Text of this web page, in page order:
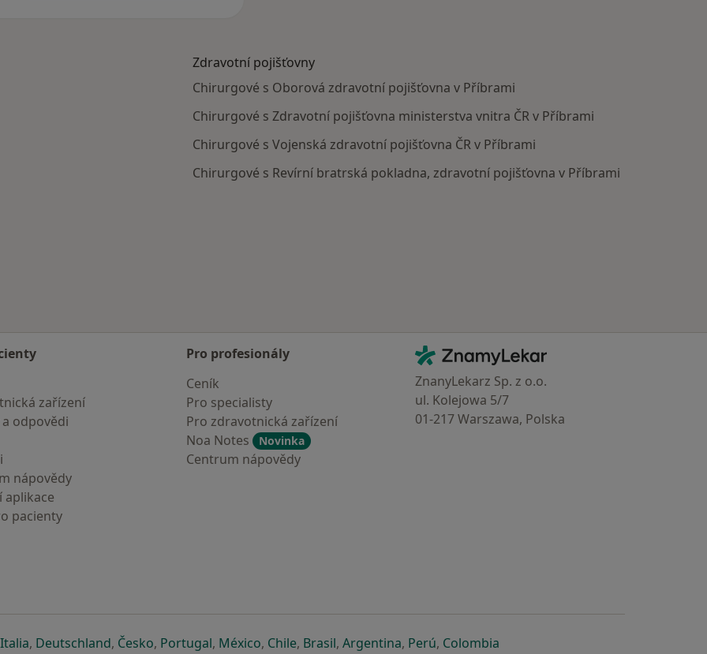
Zdravotní pojišťovny
Chirurgové s Oborová zdravotní pojišťovna v Příbrami
Chirurgové s Zdravotní pojišťovna ministerstva vnitra ČR v Příbrami
Chirurgové s Vojenská zdravotní pojišťovna ČR v Příbrami
Chirurgové s Revírní bratrská pokladna, zdravotní pojišťovna v Příbrami
zařízení
odpovědi
nápovědy
aplikace
pacienty
Pro profesionály
Ceník
Pro specialisty
Pro zdravotnická zařízení
Noa Notes
Novinka
Centrum nápovědy
Kontakt
ZnamyLekar - Hlavní stránka
ZnanyLekarz Sp. z o.o.
ul. Kolejowa 5/7
01-217 Warszawa, Polska
nové záložce
otevře v nové záložce
Italiase otevře v nové záložce
, Deutschlandse otevře v nové záložce
, Českose otevře v nové záložce
, Portugalse otevře v nové záložce
, Méxicose otevře v nové záložce
, Chilese otevře v nové záložce
, Brasilse otevře v nové záložce
, Argentinase otevře v nové záložce
, Perúse otevře v nové záložce
, Colombiase otevře v nové záložce